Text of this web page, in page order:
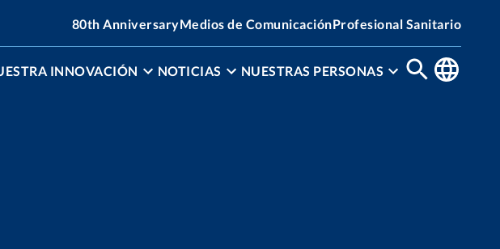
80th AnniversaryMedios de ComunicaciónProfesional Sanitario
INNOVACIÓN NOTICIAS NUESTRAS PERSONAS